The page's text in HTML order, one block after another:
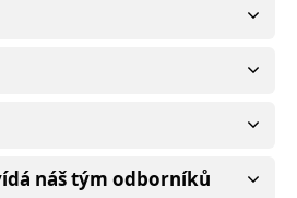
náš tým odborníků